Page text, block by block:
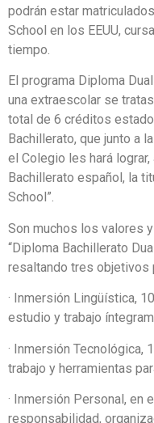
podrán estar
School en los EEUU,
tiempo.
El programa Diploma
una extraescolar se
total de 6 créditos
Bachillerato, que junto a
el Colegio les hará
Bachillerato español, la
School”.
Son muchos los valores
“Diploma Bachillerato
resaltando tres objetivos
· Inmersión Lingüística,
estudio y trabajo
· Inmersión Tecnológica,
trabajo y herramientas
· Inmersión Personal, en
responsabilidad,